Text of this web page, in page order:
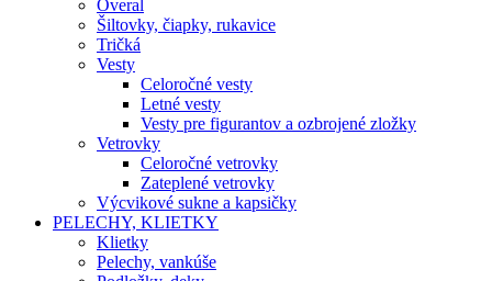
Overal
Šiltovky, čiapky, rukavice
Tričká
Vesty
Celoročné vesty
Letné vesty
Vesty pre figurantov a ozbrojené zložky
Vetrovky
Celoročné vetrovky
Zateplené vetrovky
Výcvikové sukne a kapsičky
PELECHY, KLIETKY
Klietky
Pelechy, vankúše